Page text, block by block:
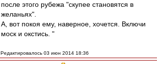
после этого рубежа "скупее становятся в
желаньях".
А, вот покоя ему, наверное, хочется. Включи
моск и окстись. "
Редактировалось 03 июн 2014 18:36